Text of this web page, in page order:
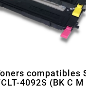
compatibles
4092S (BK C M